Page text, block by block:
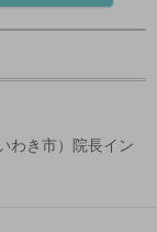
わき市）院長イン